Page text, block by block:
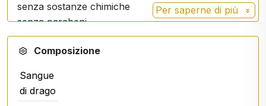
senza sostanze chimiche
senza parabeni
senza pesticidi e fertilizzanti
senza OGM
Per uso interno
Adulti 15 gocce (1 ml) al giorno, bambini dai 3 anni
Per saperne di più
Composizione
Sangue
di drago